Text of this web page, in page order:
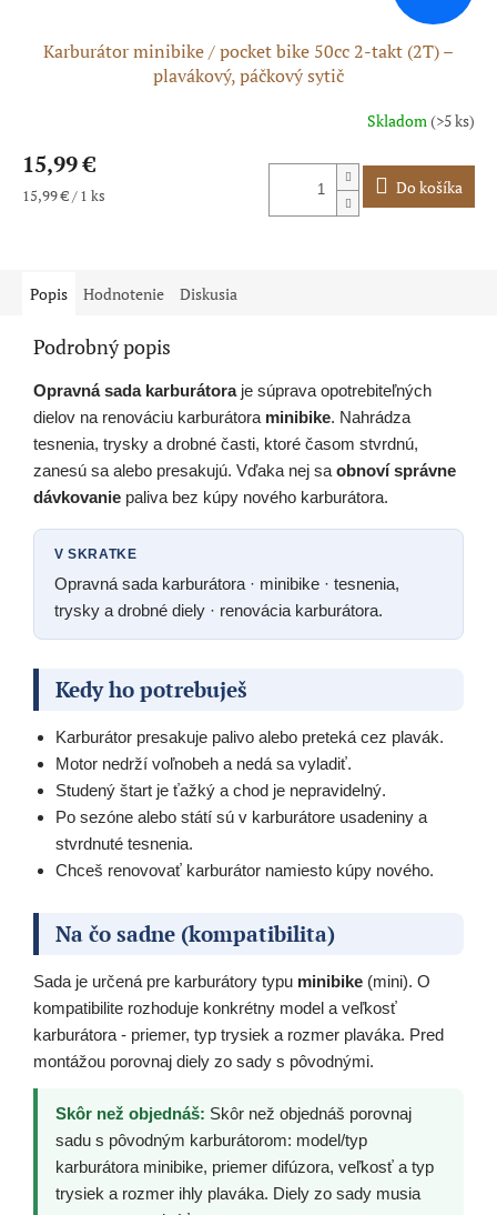
Karburátor minibike / pocket bike 50cc 2-takt (2T) –
plavákový, páčkový sytič
produktu
je
5,0
Skladom(>5 ks)
15,99 €
Jednotková
15,99 € / 1 ks Do košíka
Popis Hodnotenie Diskusia
Podrobný popis
Opravná sada karburátoraje súprava opotrebiteľných
dielov na renováciu karburátora minibike. Nahrádza
tesnenia, trysky a drobné časti, ktoré časom stvrdnú,
zanesú sa alebo presakujú. Vďaka nej sa obnoví správne
dávkovanie paliva bez kúpy nového karburátora.
V SKRATKE
Opravná sada karburátora · minibike · tesnenia,
trysky a drobné diely · renovácia karburátora.
Kedy ho potrebuješ
Karburátor presakuje palivo alebo preteká cez plavák.
Motor nedrží voľnobeh a nedá sa vyladiť.
Studený štart je ťažký a chod je nepravidelný.
Po sezóne alebo státí sú v karburátore usadeniny a
stvrdnuté tesnenia.
Chceš renovovať karburátor namiesto kúpy nového.
Na čo sadne (kompatibilita)
Sada je určená pre karburátory typu minibike (mini). O
kompatibilite rozhoduje konkrétny model a veľkosť
karburátora - priemer, typ trysiek a rozmer plaváka. Pred
montážou porovnaj diely zo sady s pôvodnými.
Skôr než objednáš: Skôr než objednáš porovnaj
sadu s pôvodným karburátorom: model/typ
karburátora minibike, priemer difúzora, veľkosť a typ
trysiek a rozmer ihly plaváka. Diely zo sady musia